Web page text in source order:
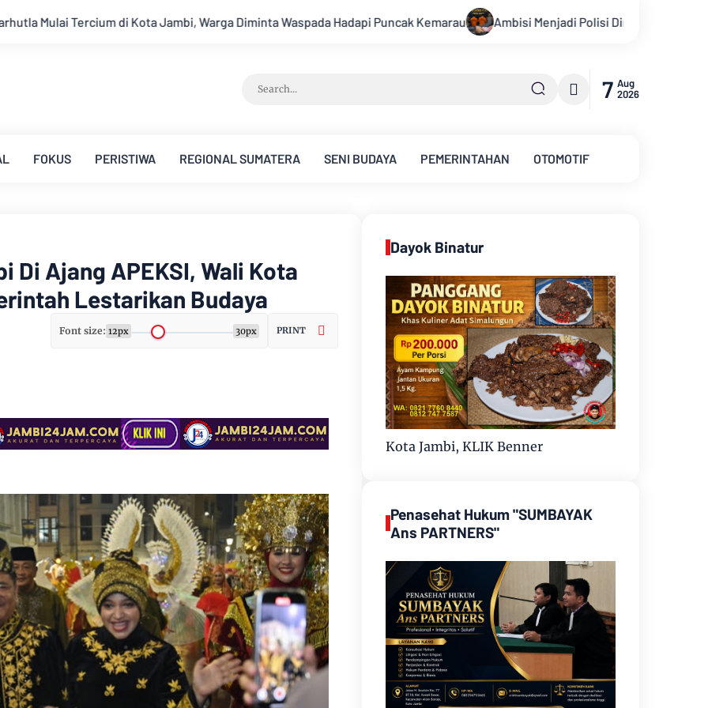
Diminta Waspada Hadapi Puncak Kemarau Ambisi Menjadi Polisi Dimanfaatkan Oknum, Dua Anggota Polda Jambi Diduga
7 Aug
2026
FOKUS PERISTIWA REGIONAL SUMATERA SENI BUDAYA PEMERINTAHAN OTOMOTIF
Di Ajang APEKSI, Wali Kota
Lestarikan Budaya
Font size: 12px 30px PRINT
Dayok Binatur
Kota Jambi, KLIK Benner
Penasehat Hukum "SUMBAYAK
Ans PARTNERS"